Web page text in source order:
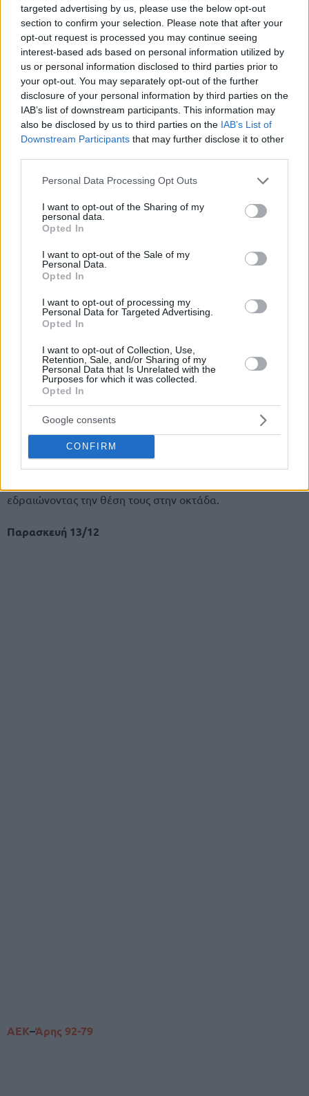
targeted advertising by us, please use the below opt-out
section to confirm your selection. Please note that after your
opt-out request is processed you may continue seeing
interest-based ads based on personal information utilized by
us or personal information disclosed to third parties prior to
your opt-out. You may separately opt-out of the further
disclosure of your personal information by third parties on the
IAB’s list of downstream participants. This information may
also be disclosed by us to third parties on the IAB’s List of
Downstream Participants that may further disclose it to other
Please note that this website/app uses one or more Google
not limited to your visit or usage behaviour. You may click to
grant or deny consent to Google and its third-party tags to
use your data for below specified purposes in below Google
consent section.
Personal Data Processing Opt Outs
I want to opt-out of the Sharing of my
personal data.
Opted In
I want to opt-out of the Sale of my
Personal Data.
Opted In
I want to opt-out of processing my
Personal Data for Targeted Advertising.
Opted In
I want to opt-out of Collection, Use,
Retention, Sale, and/or Sharing of my
Personal Data that Is Unrelated with the
Purposes for which it was collected.
Opted In
Google consents
CONFIRM
Την ίδια ώρα στο Ρέθυμνο η τοπική όμαδα έπαιρνε
σπουδαία και δίκαιη νίκη επί του φορμαρισμένου Ιωνικού.
Με τους Μάρεϊ Τζούνιορ και Φράνκαμπ να πετυχαίνουν
στη νίκη με 90-76 και σε συνδυασμό με την ήττα της
Λάρισας, βρέθηκαν εκτός επικίνδυνης ζώνης.
Όσον αφορά τώρα το νησιωτικό ντέρμπι που διεξήχθη στη
Λήμνο, ο Ήφαιστος κατάφερε να επιστρέψει στις νίκες
μετά από δύο ανεπιτυχή αποτελέσματα, κερδίζοντας με 72-
64 τον αξιόμαχο αλλά κάκιστο επιθετικά
Οι παίκτες του Σωτήρη Μανωλόπουλου με μπροστάρη τον
εδραιώνοντας την θέση τους στην οκτάδα.
Παρασκευή 13/12
ΑΕΚ–Άρης 92-79